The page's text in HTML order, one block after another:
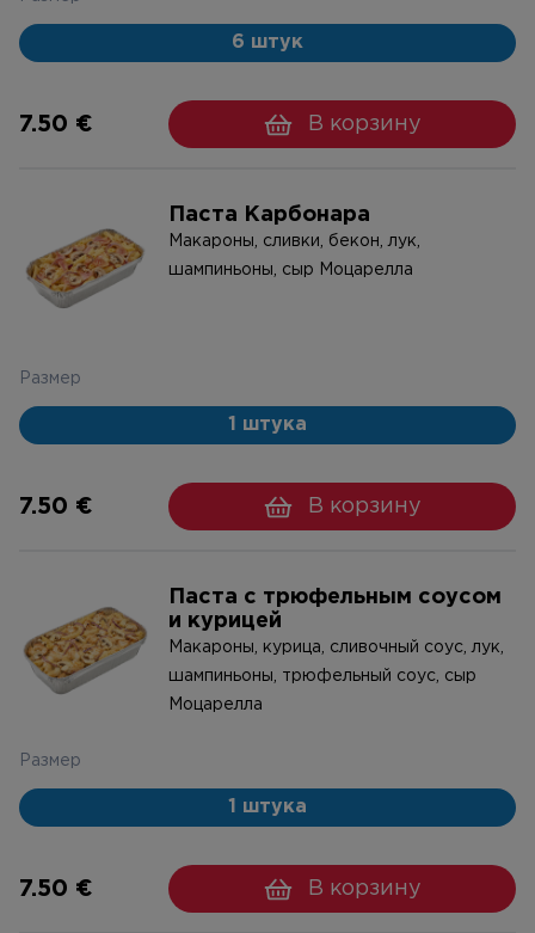
6 штук
7.50 € В корзину
Паста Карбонара
Макароны, сливки, бекон, лук,
шампиньоны, сыр Моцарелла
Размер
1 штука
7.50 € В корзину
Паста с трюфельным соусом
и курицей
Макароны, курица, сливочный соус, лук,
шампиньоны, трюфельный соус, сыр
Моцарелла
Размер
1 штука
7.50 € В корзину